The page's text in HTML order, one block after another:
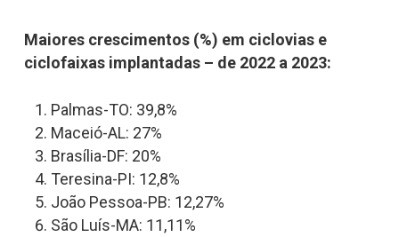
Maiores crescimentos (%) em ciclovias e
ciclofaixas implantadas – de 2022 a 2023:
Palmas-TO: 39,8%
Maceió-AL: 27%
Brasília-DF: 20%
Teresina-PI: 12,8%
João Pessoa-PB: 12,27%
São Luís-MA: 11,11%